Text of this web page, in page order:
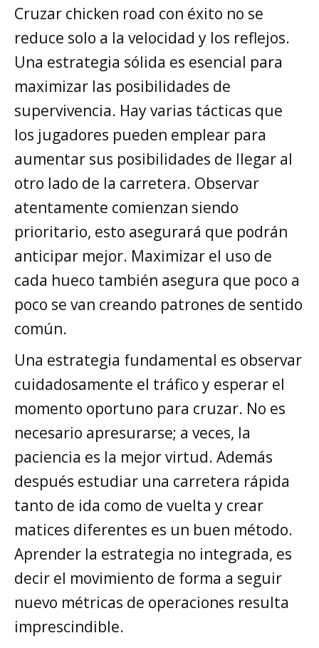
Cruzar chicken road con éxito no se
reduce solo a la velocidad y los reflejos.
Una estrategia sólida es esencial para
maximizar las posibilidades de
supervivencia. Hay varias tácticas que
los jugadores pueden emplear para
aumentar sus posibilidades de llegar al
otro lado de la carretera. Observar
atentamente comienzan siendo
prioritario, esto asegurará que podrán
anticipar mejor. Maximizar el uso de
cada hueco también asegura que poco a
poco se van creando patrones de sentido
común.
Una estrategia fundamental es observar
cuidadosamente el tráfico y esperar el
momento oportuno para cruzar. No es
necesario apresurarse; a veces, la
paciencia es la mejor virtud. Además
después estudiar una carretera rápida
tanto de ida como de vuelta y crear
matices diferentes es un buen método.
Aprender la estrategia no integrada, es
decir el movimiento de forma a seguir
nuevo métricas de operaciones resulta
imprescindible.